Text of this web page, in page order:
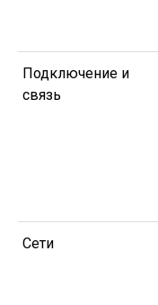
Подключение и
связь
Сети